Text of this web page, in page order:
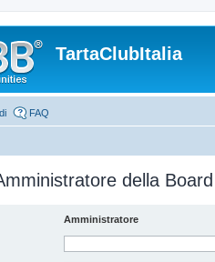
TartaClubItalia
FAQ
della Board
Amministratore